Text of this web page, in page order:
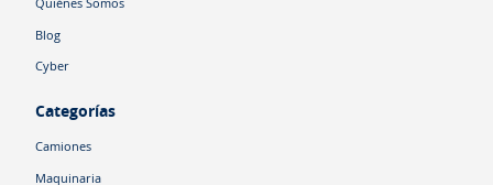
Quiénes Somos
Blog
Cyber
Categorías
Camiones
Maquinaria